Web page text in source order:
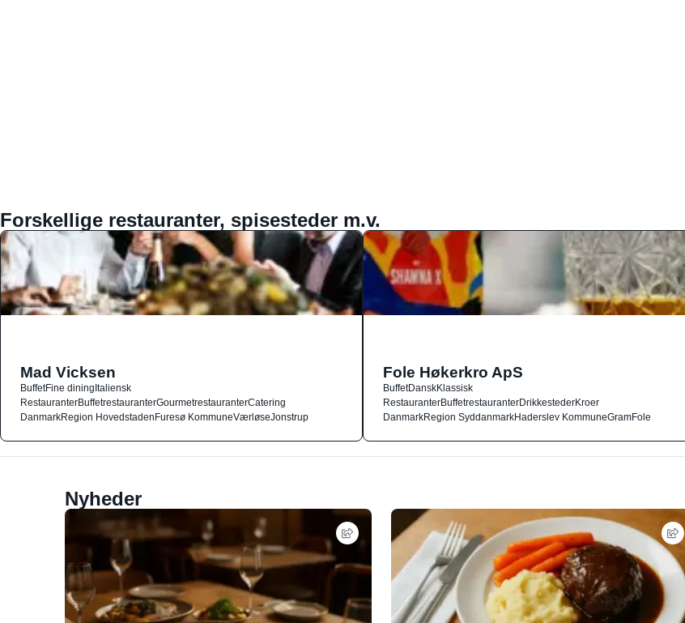
Forskellige restauranter, spisesteder m.v.
Mad Vicksen
BuffetFine diningItaliensk
RestauranterBuffetrestauranterGourmetrestauranterCatering
DanmarkRegion HovedstadenFuresø KommuneVærløseJonstrup
Fole Høkerkro ApS
BuffetDanskKlassisk
RestauranterBuffetrestauranterDrikkestederKroer
DanmarkRegion SyddanmarkHaderslev KommuneGramFole
Nyheder